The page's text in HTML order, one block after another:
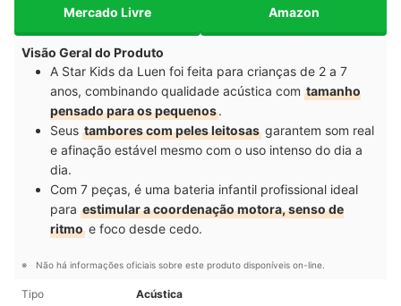
Mercado Livre Amazon
Visão Geral do Produto
A Star Kids da Luen foi feita para crianças de 2 a 7
anos, combinando qualidade acústica com tamanho
pensado para os pequenos.
Seus tambores com peles leitosas garantem som real
e afinação estável mesmo com o uso intenso do dia a
dia.
Com 7 peças, é uma bateria infantil profissional ideal
para estimular a coordenação motora, senso de
ritmo e foco desde cedo.
Não há informações oficiais sobre este produto disponíveis on-line.
Tipo Acústica